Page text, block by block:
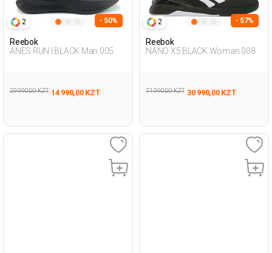
2 - 50%
Reebok
ANES RUN I BLACK Man 005
29 990,00 KZT 14 990,00 KZT
2 - 57%
Reebok
NANO X5 BLACK Woman 008
71 990,00 KZT 30 990,00 KZT